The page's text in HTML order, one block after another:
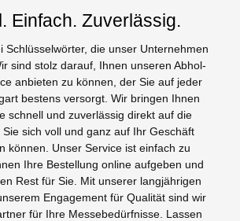
Einfach. Zuverlässig.
Schlüsselwörter, die unser Unternehmen
sind stolz darauf, Ihnen unseren Abhol-
anbieten zu können, der Sie auf jeder
bestens versorgt. Wir bringen Ihnen
schnell und zuverlässig direkt auf die
Sie sich voll und ganz auf Ihr Geschäft
können. Unser Service ist einfach zu
Ihre Bestellung online aufgeben und
Rest für Sie. Mit unserer langjährigen
Engagement für Qualität sind wir
für Ihre Messebedürfnisse. Lassen